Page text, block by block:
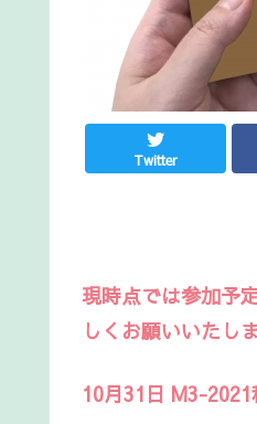
Twitter
現時点では参加予
しくお願いいたしま
10月31日 M3-2021